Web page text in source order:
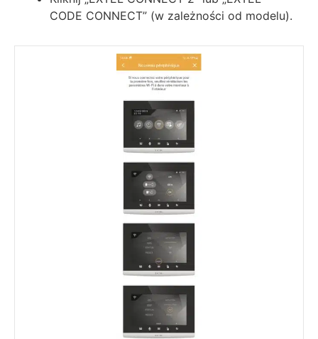
CODE CONNECT” (w zależności od modelu).